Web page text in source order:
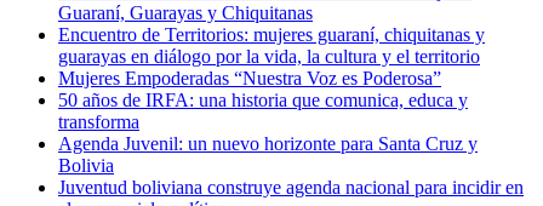
Guaraní, Guarayas y Chiquitanas
Encuentro de Territorios: mujeres guaraní, chiquitanas y
guarayas en diálogo por la vida, la cultura y el territorio
Mujeres Empoderadas “Nuestra Voz es Poderosa”
50 años de IRFA: una historia que comunica, educa y
transforma
Agenda Juvenil: un nuevo horizonte para Santa Cruz y
Bolivia
Juventud boliviana construye agenda nacional para incidir en